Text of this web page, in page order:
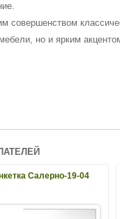
совершенством
но и ярким
Салерно-19-04